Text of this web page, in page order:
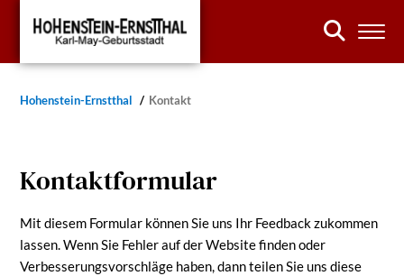
Hohenstein-Ernstthal Kontakt
Kontaktformular
Mit diesem Formular können Sie uns Ihr Feedback zukommen
lassen. Wenn Sie Fehler auf der Website finden oder
Verbesserungsvorschläge haben, dann teilen Sie uns diese